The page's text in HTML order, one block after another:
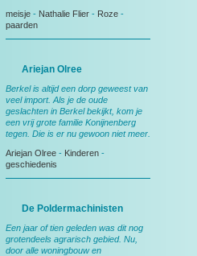
meisje - Nathalie Flier - Roze -
paarden
Ariejan Olree
Berkel is altijd een dorp geweest van
veel import. Als je de oude
geslachten in Berkel bekijkt, kom je
een vrij grote familie Konijnenberg
tegen. Die is er nu gewoon niet meer.
Ariejan Olree - Kinderen -
geschiedenis
De Poldermachinisten
Een jaar of tien geleden was dit nog
grotendeels agrarisch gebied. Nu,
door alle woningbouw en